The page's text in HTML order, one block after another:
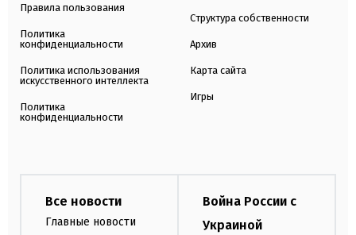
Правила пользования
Политика
конфиденциальности
Политика использования
искусственного интеллекта
Политика
конфиденциальности
Структура собственности
Архив
Карта сайта
Игры
Все новости
Главные новости
Война России с
Украиной